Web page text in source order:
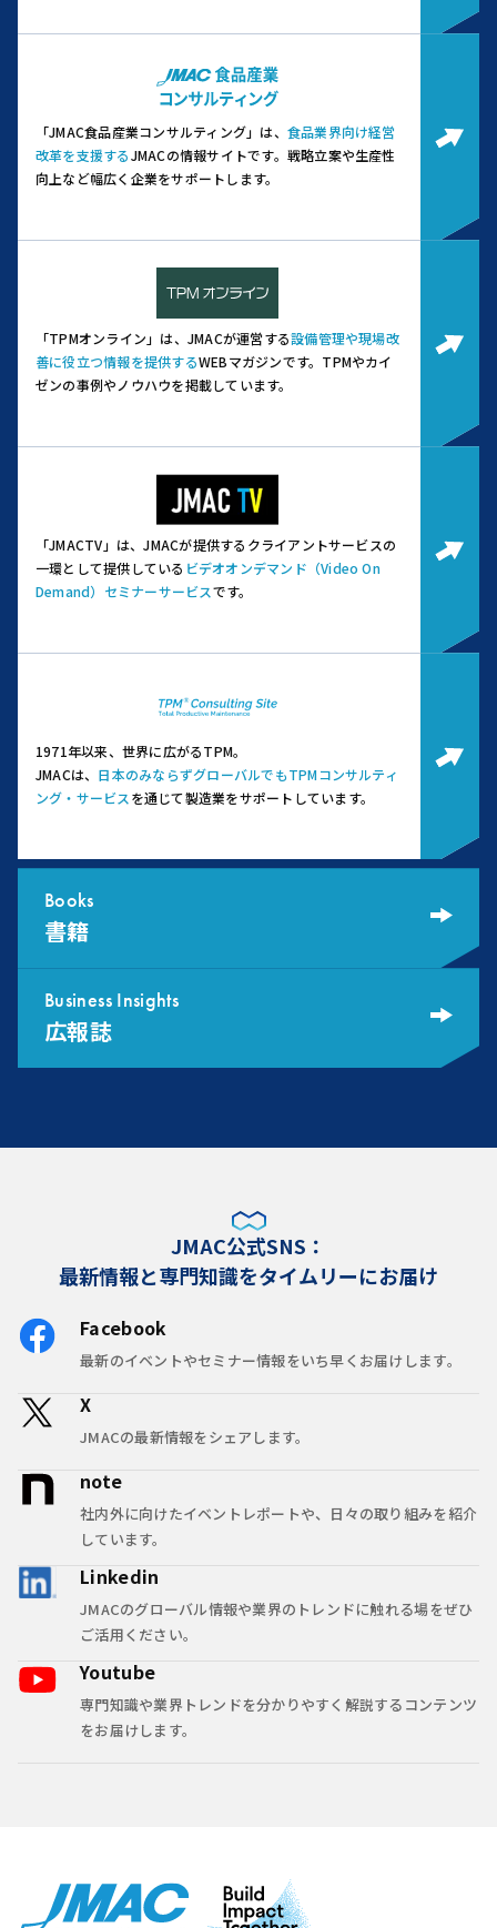
「JMAC食品産業コンサルティング」は、 食品業界向け経営
改革を支援するJMACの情報サイトです。 戦略立案や生産性
向上など幅広く企業をサポートします。
「TPMオンライン」は、JMACが運営する設備管理や現場改
善に役立つ情報を提供するWEBマガジンです。 TPMやカイ
ゼンの事例やノウハウを掲載しています。
「JMACTV」は、JMACが提供するクライアントサービスの
一環として提供している ビデオオンデマンド（Video On
Demand）セミナーサービスです。
1971年以来、世界に広がるTPM。
JMACは、 日本のみならずグローバルでもTPMコンサルティ
ング・サービス を通じて製造業をサポートしています。
Books
書籍
Business Insights
広報誌
JMAC公式SNS：
最新情報と専門知識をタイムリーにお届け
Facebook
最新のイベントやセミナー情報をいち早くお届けします。
X
JMACの最新情報をシェアします。
note
社内外に向けたイベントレポートや、日々の取り組みを紹介
しています。
Linkedin
JMACのグローバル情報や業界のトレンドに触れる場をぜひ
ご活用ください。
Youtube
専門知識や業界トレンドを分かりやすく解説するコンテンツ
をお届けします。